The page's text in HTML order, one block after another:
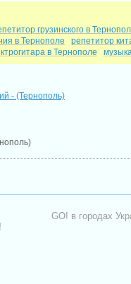
грузинского в
в Тернополе
репетитор
в Тернополе
- (Тернополь)
GO! в городах